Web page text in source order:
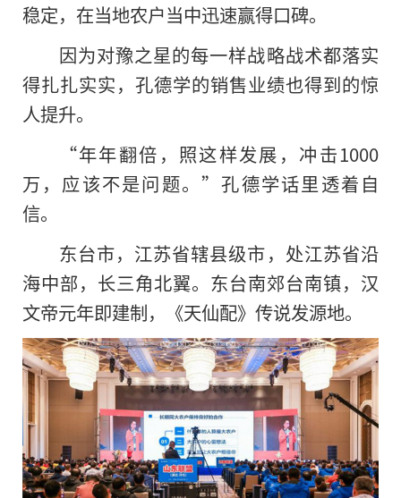
稳定，在当地农户当中迅速赢得口碑。
因为对豫之星的每一样战略战术都落实
得扎扎实实，孔德学的销售业绩也得到的惊
人提升。
“年年翻倍，照这样发展，冲击1000
万，应该不是问题。”孔德学话里透着自
信。
东台市，江苏省辖县级市，处江苏省沿
海中部，长三角北翼。东台南郊台南镇，汉
文帝元年即建制，《天仙配》传说发源地。